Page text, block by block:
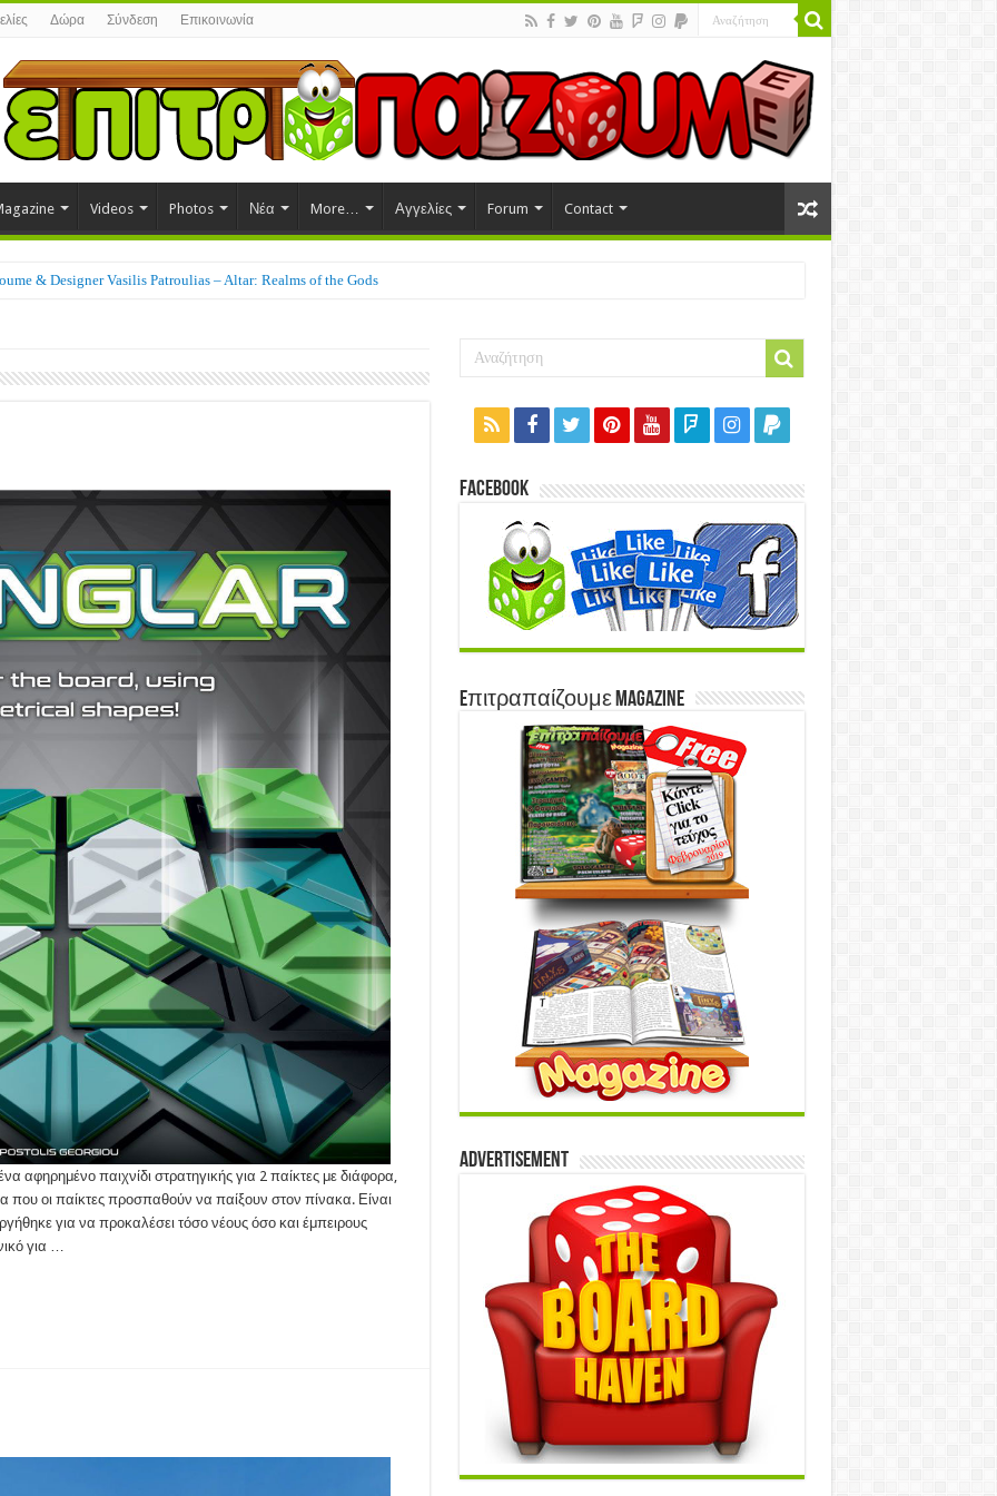
Δώρα Σύνδεση Επικοινωνία
Videos Photos Νέα More… Αγγελίες Forum Contact
& Designer Vasilis Patroulias – Altar: Realms of the Gods
αφηρημένο παιχνίδι στρατηγικής για 2 παίκτες με διάφορα,
οι παίκτες προσπαθούν να παίξουν στον πίνακα. Είναι
για να προκαλέσει τόσο νέους όσο και έμπειρους
για …
Facebook
Eπιτραπαίζουμε Magazine
Advertisement